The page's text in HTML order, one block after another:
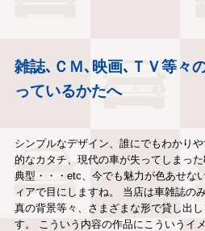
雑誌､ＣＭ､映画､ＴＶ等々
っているかたへ
シンプルなデザイン、誰にでもわかり
的なカタチ、現代の車が失ってしまっ
典型・・・etc、今でも魅力が色あせな
ィアで目にしますね。 当店は車雑誌の
真の背景等々、さまざまな形で貸し出
す。 こういう内容の作品にこういうイ